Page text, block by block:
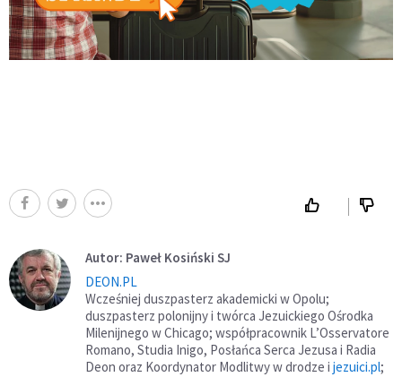
Autor: Paweł Kosiński SJ
DEON.PL
Wcześniej duszpasterz akademicki w Opolu;
duszpasterz polonijny i twórca Jezuickiego Ośrodka
Milenijnego w Chicago; współpracownik L’Osservatore
Romano, Studia Inigo, Posłańca Serca Jezusa i Radia
Deon oraz Koordynator Modlitwy w drodze i jezuici.pl;